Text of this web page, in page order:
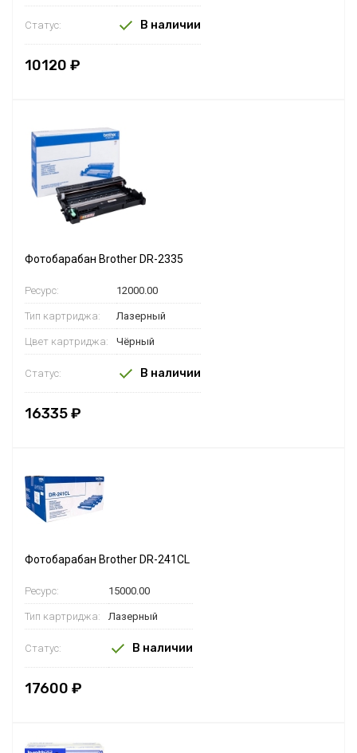
Статус: В наличии
10120 ₽
Фотобарабан Brother DR-2335
Ресурс: 12000.00
Тип картриджа: Лазерный
Цвет картриджа: Чёрный
Статус: В наличии
16335 ₽
Фотобарабан Brother DR-241CL
Ресурс: 15000.00
Тип картриджа: Лазерный
Статус: В наличии
17600 ₽